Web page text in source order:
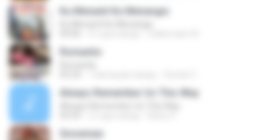
Ku Menanti Ku Menangis
Romantis
Always Remember Us This Way
Snowman